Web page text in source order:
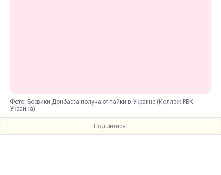
Фото: Боевики Донбасса получают пайки в Украине (Коллаж РБК-
Украина)
Поділитися: